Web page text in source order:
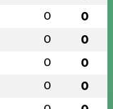
0 0
0 0
0 0
0 0